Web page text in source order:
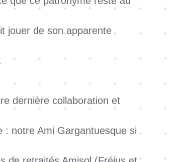
jouer de son apparente
dernière collaboration et
: notre Ami Gargantuesque si